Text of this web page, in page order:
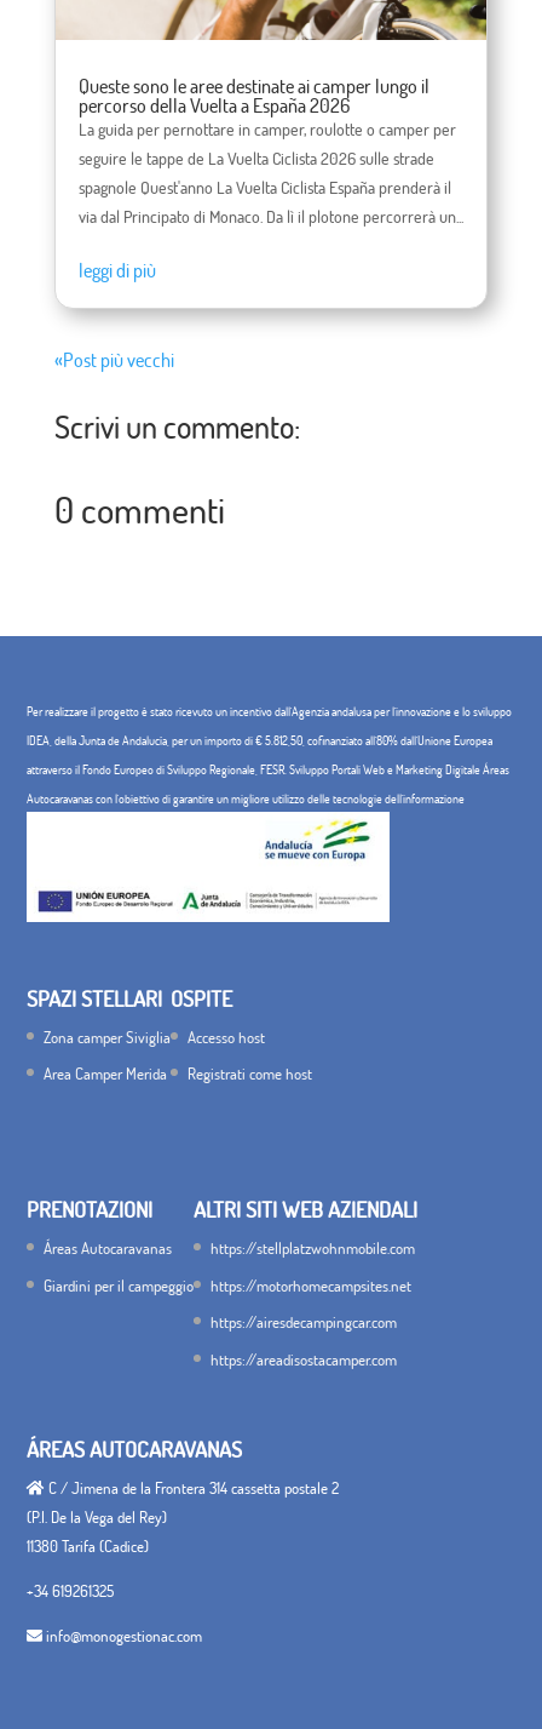
Queste sono le aree destinate ai camper lungo il
percorso della Vuelta a España 2026
La guida per pernottare in camper, roulotte o camper per
seguire le tappe de La Vuelta Ciclista 2026 sulle strade
spagnole Quest'anno La Vuelta Ciclista España prenderà il
via dal Principato di Monaco. Da lì il plotone percorrerà un...
leggi di più
«Post più vecchi
Scrivi un commento:
0 commenti
Per realizzare il progetto è stato ricevuto un incentivo dall'Agenzia andalusa per l'innovazione e lo sviluppo
IDEA, della Junta de Andalucía, per un importo di € 5.812,50, cofinanziato all'80% dall'Unione Europea
attraverso il Fondo Europeo di Sviluppo Regionale, FESR. Sviluppo Portali Web e Marketing Digitale Áreas
Autocaravanas con l'obiettivo di garantire un migliore utilizzo delle tecnologie dell'informazione
SPAZI STELLARI
Zona camper Siviglia
Area Camper Merida
OSPITE
Accesso host
Registrati come host
PRENOTAZIONI
Áreas Autocaravanas
Giardini per il campeggio
ALTRI SITI WEB AZIENDALI
https://stellplatzwohnmobile.com
https://motorhomecampsites.net
https://airesdecampingcar.com
https://areadisostacamper.com
ÁREAS AUTOCARAVANAS
C / Jimena de la Frontera 314 cassetta postale 2
(P.I. De la Vega del Rey)
11380 Tarifa (Cadice)
+34 619261325
info@monogestionac.com